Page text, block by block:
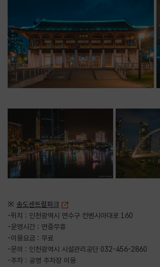
※ 송도센트럴파크
-위치 : 인천광역시 연수구 컨벤시아대로 160
-운영시간 : 연중무휴
-이용요금 : 무료
-문의 : 인천광역시 시설관리공단 032-456-2860
-주차 : 공영 주차장 이용